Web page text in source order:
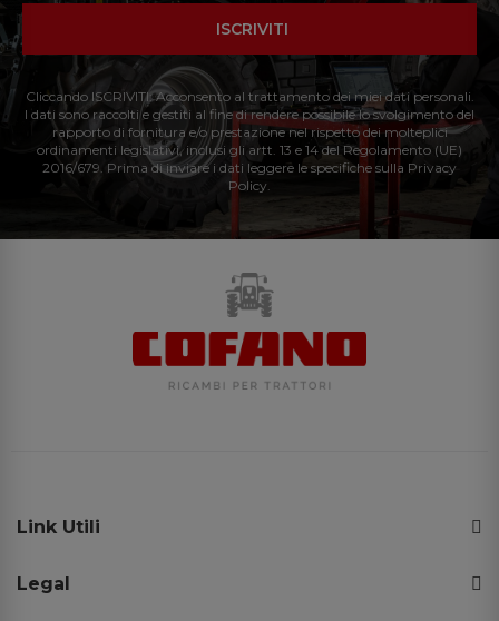
ISCRIVITI
Cliccando ISCRIVITI: Acconsento al trattamento dei miei dati personali.
I dati sono raccolti e gestiti al fine di rendere possibile lo svolgimento del
rapporto di fornitura e/o prestazione nel rispetto dei molteplici
ordinamenti legislativi, inclusi gli artt. 13 e 14 del Regolamento (UE)
2016/679. Prima di inviare i dati leggere le specifiche sulla Privacy
Policy.
Link Utili
Legal